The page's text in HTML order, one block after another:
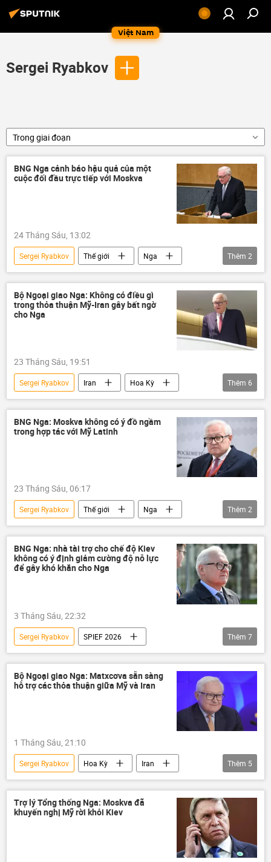
Việt Nam
Sergei Ryabkov
Trong giai đoạn
BNG Nga cảnh báo hậu quả của một
cuộc đối đầu trực tiếp với Moskva
24 Tháng Sáu, 13:02
Sergei Ryabkov Thế giới
Nga
Bộ Ngoại giao Nga
phương Tây
Thêm 2
Bộ Ngoại giao Nga: Không có điều gì
trong thỏa thuận Mỹ-Iran gây bất ngờ
cho Nga
23 Tháng Sáu, 19:51
Sergei Ryabkov Iran
Hoa Kỳ
Xung đột Mỹ-Iran
Nga
Moskva
Tehran
Washington Thế giới
Thêm 6
BNG Nga: Moskva không có ý đồ ngầm
trong hợp tác với Mỹ Latinh
23 Tháng Sáu, 06:17
Sergei Ryabkov Thế giới
Nga
Mỹ Latinh
Bộ Ngoại giao Nga
Thêm 2
BNG Nga: nhà tài trợ cho chế độ Kiev
không có ý định giảm cường độ nỗ lực
để gây khó khăn cho Nga
3 Tháng Sáu, 22:32
Sergei Ryabkov
SPIEF 2026
St. Petersburg
Nga
Kiev
Ukraina
Bộ Ngoại giao Nga
Thế giới
Thêm 7
Bộ Ngoại giao Nga: Matxcơva sẵn sàng
hỗ trợ các thỏa thuận giữa Mỹ và Iran
1 Tháng Sáu, 21:10
Sergei Ryabkov Hoa Kỳ
Iran
Xung đột Mỹ-Iran
Thế giới
Nga
Bộ Ngoại giao Nga
Matxcơva
Thêm 5
Trợ lý Tổng thống Nga: Moskva đã
khuyến nghị Mỹ rời khỏi Kiev